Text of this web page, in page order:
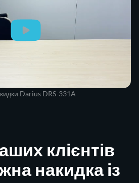
Darius DRS-331A
клієнтів
накидка із